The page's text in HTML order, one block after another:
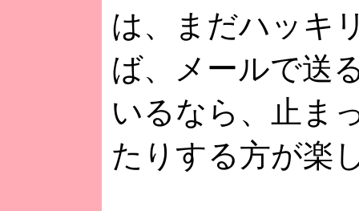
は、まだハッキ
ば、メールで送
いるなら、止ま
たりする方が楽